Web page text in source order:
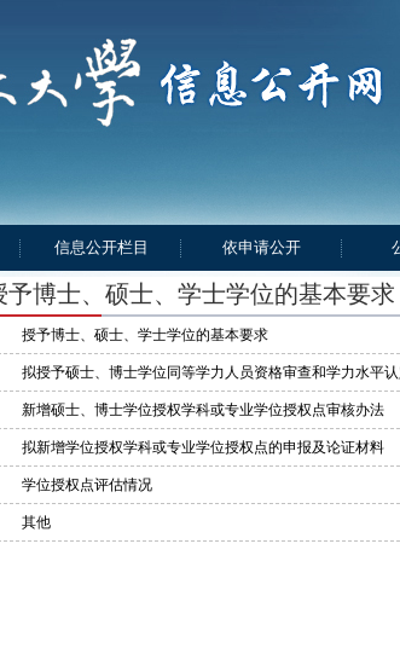
信息公开栏目 依申请公开
予博士、硕士、学士学位的基本要求
授予博士、硕士、学士学位的基本要求
拟授予硕士、博士学位同等学力人员资格审查和学力水平
新增硕士、博士学位授权学科或专业学位授权点审核办法
拟新增学位授权学科或专业学位授权点的申报及论证材料
学位授权点评估情况
其他